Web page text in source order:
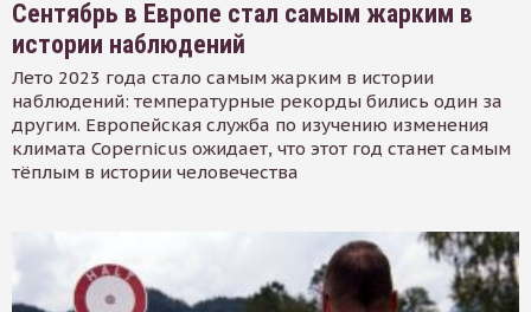
Сентябрь в Европе стал самым жарким в
истории наблюдений
Лето 2023 года стало самым жарким в истории
наблюдений: температурные рекорды бились один за
другим. Европейская служба по изучению изменения
климата Copernicus ожидает, что этот год станет самым
тёплым в истории человечества